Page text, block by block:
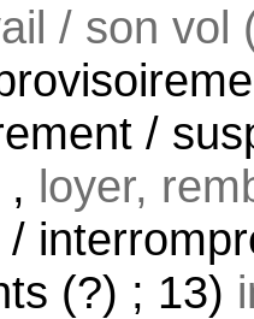
/ son vol
/
loyer,
/
(?) ; 13)